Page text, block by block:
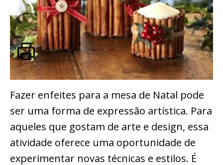
Fazer enfeites para a mesa de Natal pode
ser uma forma de expressão artística. Para
aqueles que gostam de arte e design, essa
atividade oferece uma oportunidade de
experimentar novas técnicas e estilos. É